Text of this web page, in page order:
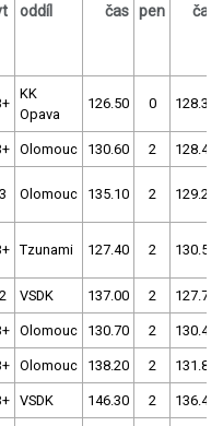
oddíl čas pen čas
KK
Opava
126.50 0 128.30
Olomouc 130.60 2 128.40
3 Olomouc 135.10 2 129.20
Tzunami 127.40 2 130.50
2 VSDK 137.00 2 127.70
Olomouc 130.70 2 130.40
Olomouc 138.20 2 131.80
VSDK 146.30 2 136.40